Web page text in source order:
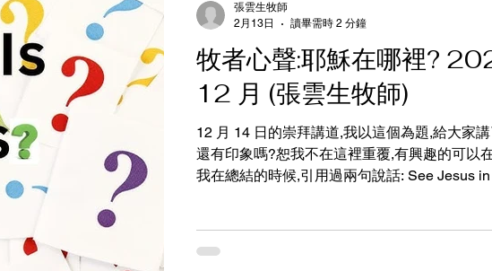
言、他一語,有時七嘴八舌,也有時互相反對甚至
落的意見聲,真的不知怎樣回應。我很佩服負責
他總能把不同的聲音歸納為共同的建立目標,最
但能安靜地寧聽,也是帶著滿足的期望完成會議。 「面向
區」時也意味著面對很多不同的意見、期望、
評,因此我們需要對準焦點和明白箇中的意義才
不定。主耶穌就是我們的焦點,耶穌在福音書中
能清楚道出「面向社區
牧者心聲:耶穌在哪裡?
12 月 (張雲生牧師)
12 月 14 日的崇拜講道,我以這個為題,給大家
還有印象嗎?恕我不在這裡重覆,有興趣的可以
我在總結的時候,引用過兩句說話: See Jesus
在我們的身上見到耶穌。前者是反映在我們所
張雲生牧師
2月13日
讀畢需時 2 分鐘